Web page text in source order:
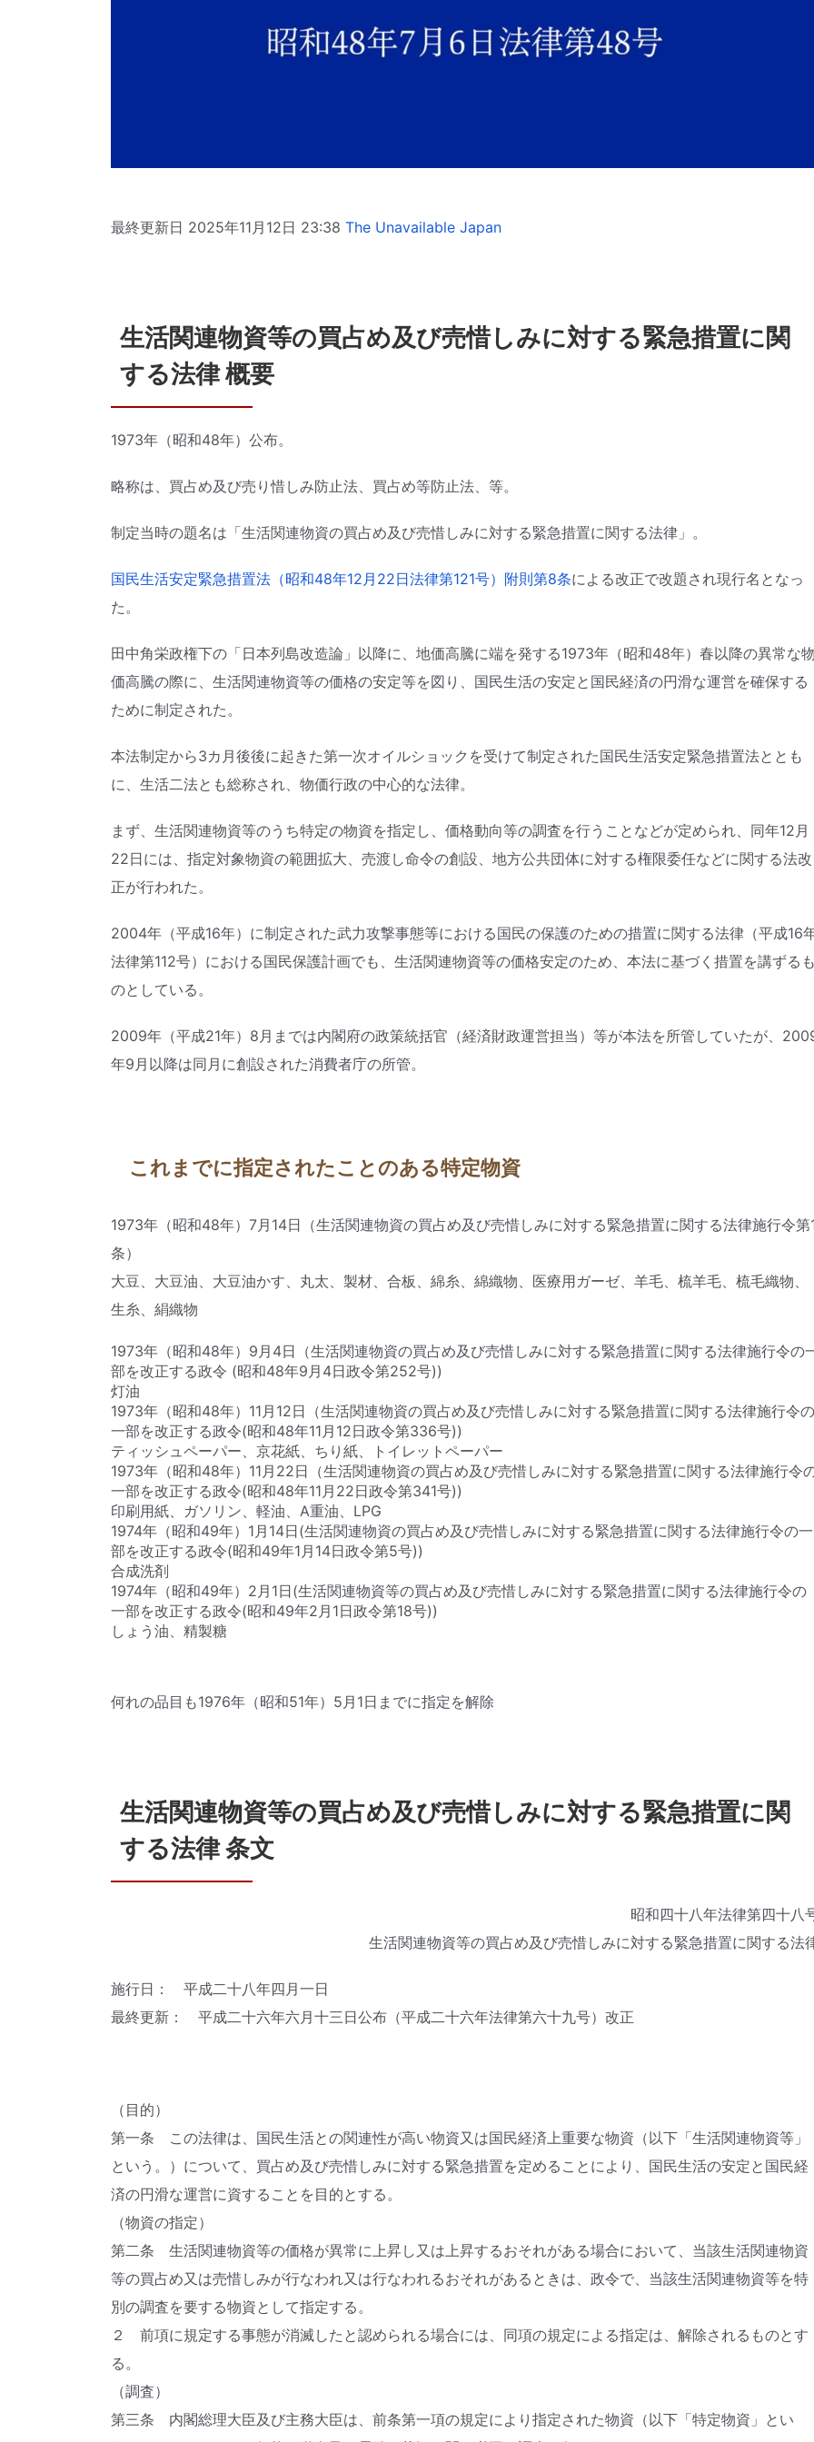
最終更新日 2025年11月12日 23:38 The Unavailable Japan
生活関連物資等の買占め及び売惜しみに対する緊急措置に関
する法律 概要
1973年（昭和48年）公布。
略称は、買占め及び売り惜しみ防止法、買占め等防止法、等。
制定当時の題名は「生活関連物資の買占め及び売惜しみに対する緊急措置に関する法律」。
国民生活安定緊急措置法（昭和48年12月22日法律第121号）附則第8条による改正で改題され現行名となっ
た。
田中角栄政権下の「日本列島改造論」以降に、地価高騰に端を発する1973年（昭和48年）春以降の異常な
価高騰の際に、生活関連物資等の価格の安定等を図り、国民生活の安定と国民経済の円滑な運営を確保する
ために制定された。
本法制定から3カ月後後に起きた第一次オイルショックを受けて制定された国民生活安定緊急措置法ととも
に、生活二法とも総称され、物価行政の中心的な法律。
まず、生活関連物資等のうち特定の物資を指定し、価格動向等の調査を行うことなどが定められ、同年12月
22日には、指定対象物資の範囲拡大、売渡し命令の創設、地方公共団体に対する権限委任などに関する法改
正が行われた。
2004年（平成16年）に制定された武力攻撃事態等における国民の保護のための措置に関する法律（平成16
法律第112号）における国民保護計画でも、生活関連物資等の価格安定のため、本法に基づく措置を講ずる
のとしている。
2009年（平成21年）8月までは内閣府の政策統括官（経済財政運営担当）等が本法を所管していたが、
年9月以降は同月に創設された消費者庁の所管。
これまでに指定されたことのある特定物資
1973年 （昭和48年）7月14日（生活関連物資の買占め及び売惜しみに対する緊急措置に関する法律施行令第
条）
大豆、大豆油、大豆油かす、丸太、製材、合板、綿糸、綿織物、医療用ガーゼ、羊毛、梳羊毛、梳毛織物、
生糸、絹織物
1973年（昭和48年）9月4日（生活関連物資の買占め及び売惜しみに対する緊急措置に関する法律施行令の
部を改正する政令 (昭和48年9月4日政令第252号))
灯油
1973年（昭和48年）11月12日（生活関連物資の買占め及び売惜しみに対する緊急措置に関する法律施行令の
一部を改正する政令(昭和48年11月12日政令第336号))
ティッシュペーパー、京花紙、ちり紙、トイレットペーパー
1973年（昭和48年）11月22日（生活関連物資の買占め及び売惜しみに対する緊急措置に関する法律施行令
一部を改正する政令(昭和48年11月22日政令第341号))
印刷用紙、ガソリン、軽油、A重油、LPG
1974年（昭和49年）1月14日(生活関連物資の買占め及び売惜しみに対する緊急措置に関する法律施行令の一
部を改正する政令(昭和49年1月14日政令第5号))
合成洗剤
1974年（昭和49年）2月1日(生活関連物資等の買占め及び売惜しみに対する緊急措置に関する法律施行令の
一部を改正する政令(昭和49年2月1日政令第18号))
しょう油、精製糖
何れの品目も1976年（昭和51年）5月1日までに指定を解除
生活関連物資等の買占め及び売惜しみに対する緊急措置に関
する法律 条文
昭和四十八年法律第四十八
生活関連物資等の買占め及び売惜しみに対する緊急措置に関する法
施行日： 平成二十八年四月一日
最終更新： 平成二十六年六月十三日公布（平成二十六年法律第六十九号）改正
（目的）
第一条 この法律は、国民生活との関連性が高い物資又は国民経済上重要な物資（以下「生活関連物資等」
という。）について、買占め及び売惜しみに対する緊急措置を定めることにより、国民生活の安定と国民経
済の円滑な運営に資することを目的とする。
（物資の指定）
第二条 生活関連物資等の価格が異常に上昇し又は上昇するおそれがある場合において、当該生活関連物資
等の買占め又は売惜しみが行なわれ又は行なわれるおそれがあるときは、政令で、当該生活関連物資等を特
別の調査を要する物資として指定する。
２ 前項に規定する事態が消滅したと認められる場合には、同項の規定による指定は、解除されるものとす
る。
（調査）
第三条 内閣総理大臣及び主務大臣は、前条第一項の規定により指定された物資（以下「特定物資」とい